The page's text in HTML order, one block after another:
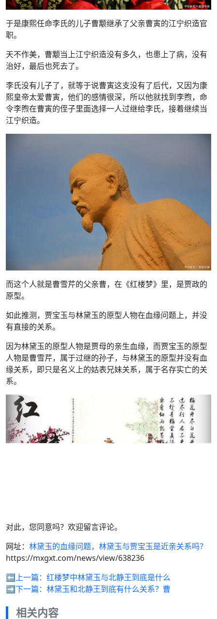
于是康熙任命李氏的儿子曹颙继承了父亲曹寅的江宁织造官
职。
天不作美，曹颙当上江宁织造没有多久，也患上了病，没有
治好，最后也死去了。
李氏没有儿子了，就等于说曹寅这支没有了后代，又因为康
熙皇帝太爱曹寅，他们的感情很深，所以他就找到李煦，命
令李煦在曹寅的侄子里面选择一人过继给李氏，接着继续当
江宁织造。
而这个人就是曹雪芹的父亲曹，在《红楼梦》里，是贾政的
原型。
如此推测，贾宝玉与林黛玉的原型人物在血缘问题上，并没
有直接的关系。
因为林黛玉的原型人物是贾母的亲生血缘，而贾宝玉的原型
人物是曹雪芹，属于过继的孙子，与林黛玉的原型并没有血
缘关系，即只是名义上的姑表兄妹关系，属于名存实亡的关
系。
对此，您同意吗？欢迎留言评论。
网址： 林黛玉的血缘问题，林黛玉与贾宝玉是近亲关系吗？
https://mxgxt.com/news/view/638236
⬅️上一篇： 红楼梦中林黛玉与北静王到底是什么
➡️下一篇： 林黛玉和北静王到底有什么关系？曹
相关内容